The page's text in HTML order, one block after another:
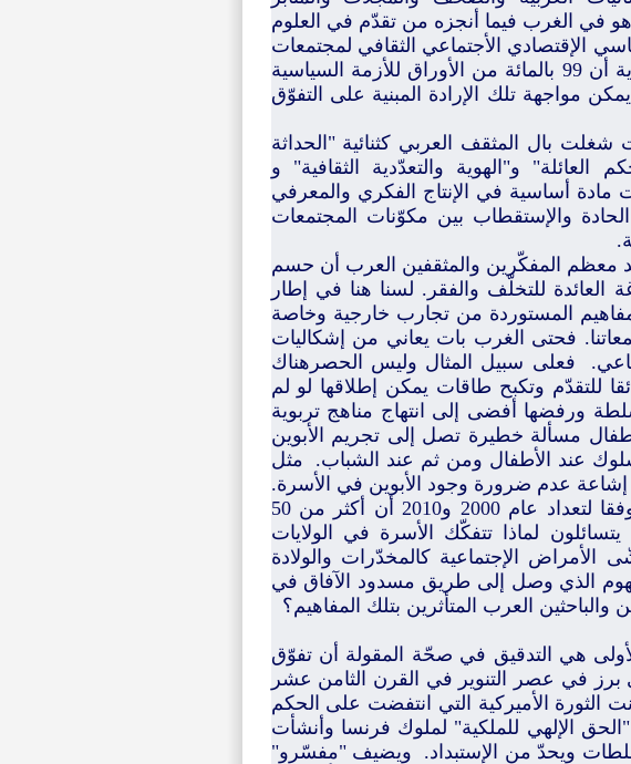
في الغرب فيما أنجزه من تقدّم في العلوم
الإقتصادي الأجتماعي الثقافي لمجتمعات
الأمة. وتجلّ ذلك الأمر في الحقل السياسي بنظرية أن 99 بالمائة من الأوراق للأزمة السياسية
مواجهة تلك الإرادة المبنية على التفوّق
بال المثقف العربي كثنائية "الحداثة
العائلة" و"الهوية والتعدّدية الثقافية" و
مادة أساسية في الإنتاج الفكري والمعرفي
والإستقطاب بين مكوّنات المجتمعات
معظم المفكّرين والمثقفين العرب أن حسم
العائدة للتخلّف والفقر. لسنا هنا في إطار
المستوردة من تجارب خارجية وخاصة
فحتى الغرب بات يعاني من إشكاليات
فعلى سبيل المثال وليس الحصرهناك
للتقدّم وتكبح طاقات يمكن إطلاقها لو لم
ورفضها أفضى إلى انتهاج مناهج تربوية
مسألة خطيرة تصل إلى تجريم الأبوين
عند الأطفال ومن ثم عند الشباب. مثل
عدم ضرورة وجود الأبوين في الأسرة.
تشير الإحصاءات السكّانية في الولايات المتحدة وفقا لتعداد عام 2000 و2010 أن أكثر من 50
لماذا تتفكّك الأسرة في الولايات
الأمراض الإجتماعية كالمخدّرات والولادة
الذي وصل إلى طريق مسدود الآفاق في
والباحثين العرب المتأثرين بتلك المفاهيم؟
هي التدقيق في صحّة المقولة أن تفوّق
برز في عصر التنوير في القرن الثامن عشر
الثورة الأميركية التي انتفضت على الحكم
الإلهي للملكية" لملوك فرنسا وأنشأت
ويحدّ من الإستبداد. ويضيف "مفسّرو"